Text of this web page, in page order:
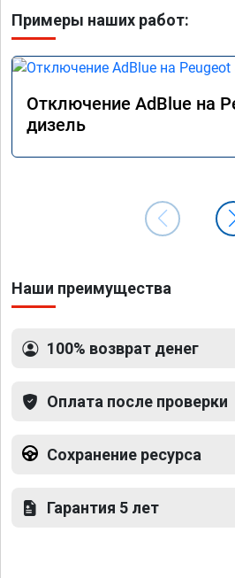
Примеры наших работ:
Отключение AdBlue на
дизель
Наши преимущества
100% возврат денег
Оплата после проверки
Сохранение ресурса
Гарантия 5 лет